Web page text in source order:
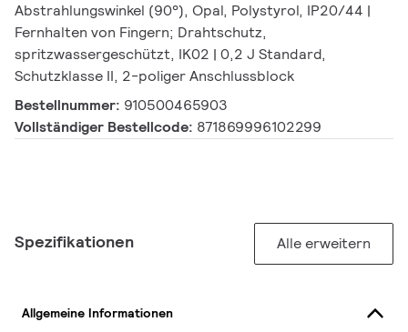
Abstrahlungswinkel (90°), Opal, Polystyrol, IP20/44 |
Fernhalten von Fingern; Drahtschutz,
spritzwassergeschützt, IK02 | 0,2 J Standard,
Schutzklasse II, 2-poliger Anschlussblock
Bestellnummer: 910500465903
Vollständiger Bestellcode: 871869996102299
Spezifikationen Alle erweitern
Allgemeine Informationen